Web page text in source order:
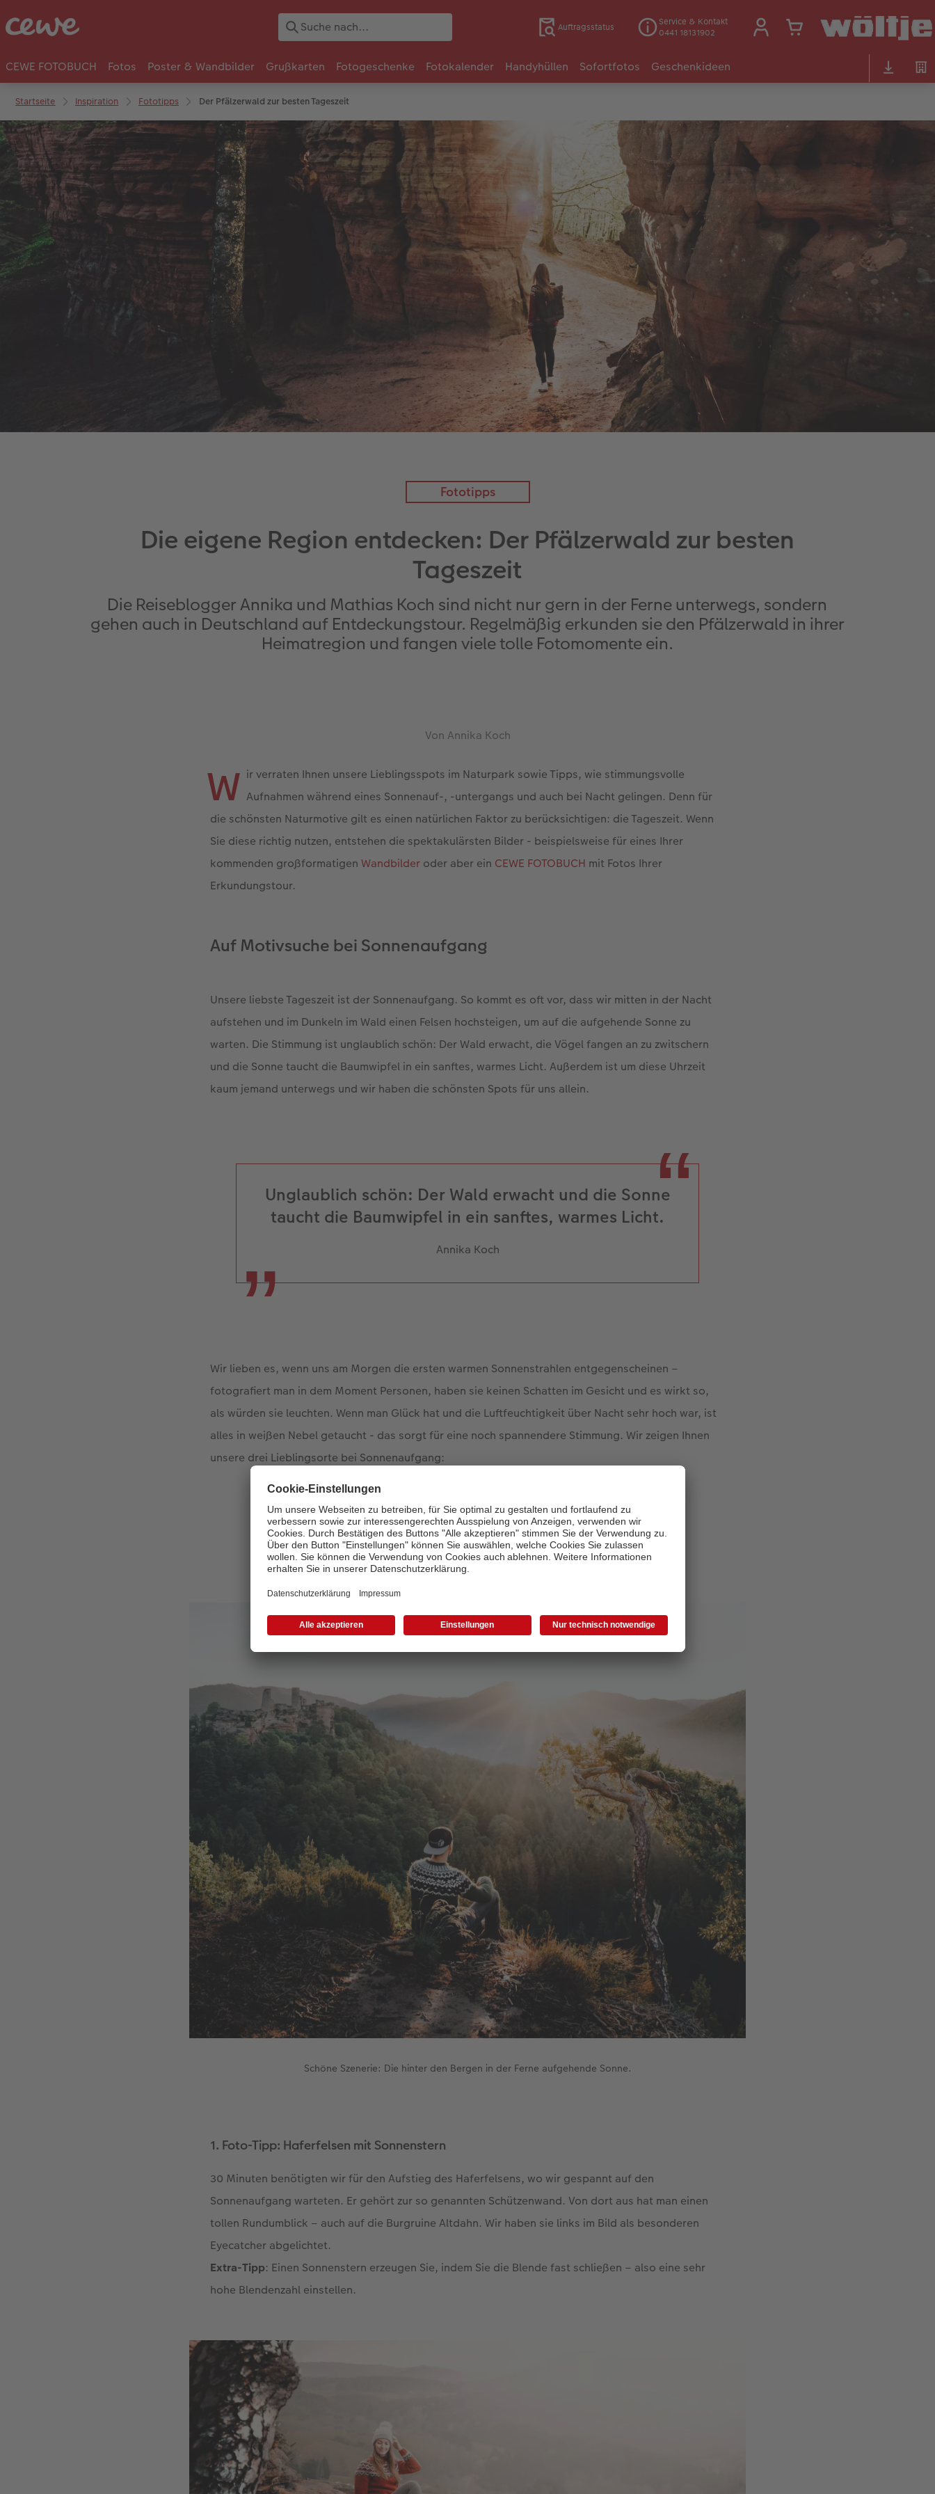
Auftragsstatus
Service & Kontakt
0441 18131902
CEWE FOTOBUCH Fotos Poster & Wandbilder Grußkarten Fotogeschenke Fotokalender Handyhüllen Sofortfotos Geschenkideen
Startseite Inspiration Fototipps Der Pfälzerwald zur besten Tageszeit
Fototipps
Die eigene Region entdecken: Der Pfälzerwald zur besten
Tageszeit
Die Reiseblogger Annika und Mathias Koch sind nicht nur gern in der Ferne unterwegs, sondern
gehen auch in Deutschland auf Entdeckungstour. Regelmäßig erkunden sie den Pfälzerwald in ihrer
Heimatregion und fangen viele tolle Fotomomente ein.
Von Annika Koch
W ir verraten Ihnen unsere Lieblingsspots im Naturpark sowie Tipps, wie stimmungsvolle
Aufnahmen während eines Sonnenauf-, -untergangs und auch bei Nacht gelingen. Denn für
die schönsten Naturmotive gilt es einen natürlichen Faktor zu berücksichtigen: die Tageszeit. Wenn
Sie diese richtig nutzen, entstehen die spektakulärsten Bilder - beispielsweise für eines Ihrer
kommenden großformatigenWandbilder oder aber ein CEWE FOTOBUCH mit Fotos Ihrer
Erkundungstour.
Auf Motivsuche bei Sonnenaufgang
Unsere liebste Tageszeit ist der Sonnenaufgang. So kommt es oft vor, dass wir mitten in der Nacht
aufstehen und im Dunkeln im Wald einen Felsen hochsteigen, um auf die aufgehende Sonne zu
warten. Die Stimmung ist unglaublich schön: Der Wald erwacht, die Vögel fangen an zu zwitschern
und die Sonne taucht die Baumwipfel in ein sanftes, warmes Licht. Außerdem ist um diese Uhrzeit
kaum jemand unterwegs und wir haben die schönsten Spots für uns allein.
Unglaublich schön: Der Wald erwacht und die Sonne
taucht die Baumwipfel in ein sanftes, warmes Licht.
Annika Koch
Wir lieben es, wenn uns am Morgen die ersten warmen Sonnenstrahlen entgegenscheinen –
fotografiert man in dem Moment Personen, haben sie keinen Schatten im Gesicht und es wirkt so,
als würden sie leuchten. Wenn man Glück hat und die Luftfeuchtigkeit über Nacht sehr hoch war, ist
alles in weißen Nebel getaucht - das sorgt für eine noch spannendere Stimmung. Wir zeigen Ihnen
unsere drei Lieblingsorte bei Sonnenaufgang:
Ihr CEWE FOTOBUCH direkt erstellen.
Jetzt gestalten
Schöne Szenerie: Die hinter den Bergen in der Ferne aufgehende Sonne.
1. Foto-Tipp: Haferfelsen mit Sonnenstern
30 Minuten benötigten wir für den Aufstieg des Haferfelsens, wo wir gespannt auf den
Sonnenaufgang warteten. Er gehört zur so genannten Schützenwand. Von dort aus hat man einen
tollen Rundumblick – auch auf die Burgruine Altdahn. Wir haben sie links im Bild als besonderen
Eyecatcher abgelichtet.
Extra-Tipp: Einen Sonnenstern erzeugen Sie, indem Sie die Blende fast schließen – also eine sehr
hohe Blendenzahl einstellen.